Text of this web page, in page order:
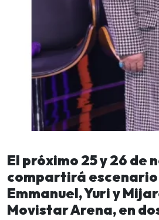
El próximo 25 y 26 de
compartirá escenario
Emmanuel, Yuri y
Movistar Arena, en